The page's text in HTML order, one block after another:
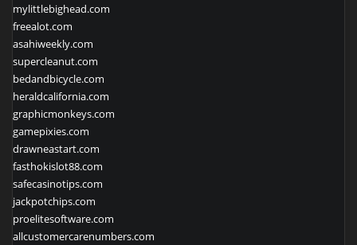
mylittlebighead.com
freealot.com
asahiweekly.com
supercleanut.com
bedandbicycle.com
heraldcalifornia.com
graphicmonkeys.com
gamepixies.com
drawneastart.com
fasthokislot88.com
safecasinotips.com
jackpotchips.com
proelitesoftware.com
allcustomercarenumbers.com